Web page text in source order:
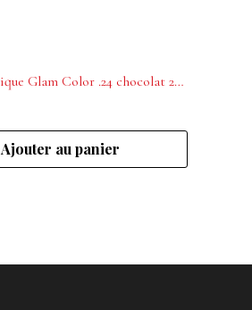
La Biosthétique Glam Color .24 chocolat 200mL
Ajouter au panier